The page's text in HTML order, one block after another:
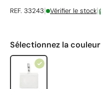
REF. 33243| Vérifier le stock|
Sélectionnez la couleur